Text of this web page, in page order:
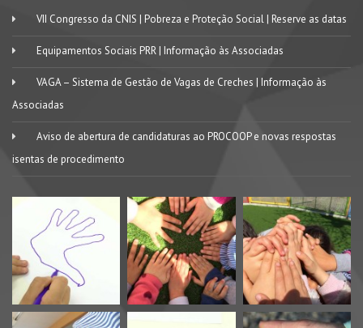
VII Congresso da CNIS | Pobreza e Proteção Social | Reserve as datas
Equipamentos Sociais PRR | Informação às Associadas
VAGA – Sistema de Gestão de Vagas de Creches | Informação às
Associadas
Aviso de abertura de candidaturas ao PROCOOP e novas respostas
isentas de procedimento